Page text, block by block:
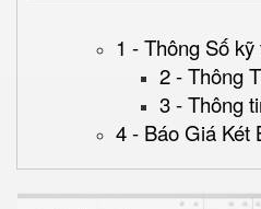
1 - Thông Số kỹ
2 - Thông
3 - Thông
4 - Báo Giá Két